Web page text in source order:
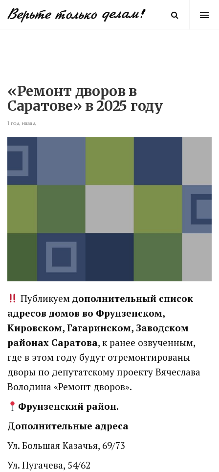
«Ремонт дворов в
Саратове» в 2025 году
1 год назад
Публикуем дополнительный список
адресов домов во Фрунзенском,
Кировском, Гагаринском, Заводском
районах Саратова, к ранее озвученным,
где в этом году будут отремонтированы
дворы по депутатскому проекту Вячеслава
Володина «Ремонт дворов».
Фрунзенский район.
Дополнительные адреса
Ул. Большая Казачья, 69/73
Ул. Пугачева, 54/62